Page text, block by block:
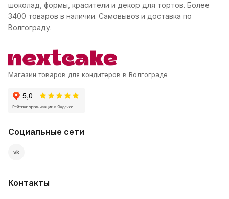
шоколад, формы, красители и декор для тортов. Более
3400 товаров в наличии. Самовывоз и доставка по
Волгограду.
Магазин товаров для кондитеров в Волгограде
Социальные сети
vk
Контакты